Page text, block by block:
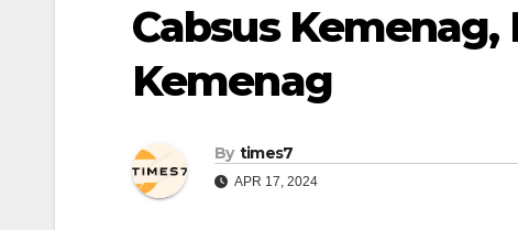
Cabsus
Kemenag
By times7
APR 17, 2024